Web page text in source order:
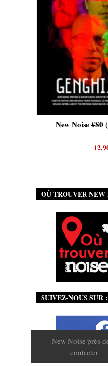
New Noise #80
OÙ TROUVER NEW
SUIVEZ-NOUS SUR :
New Noise près
contacter